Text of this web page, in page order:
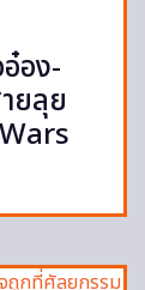
อง-
ยลุย